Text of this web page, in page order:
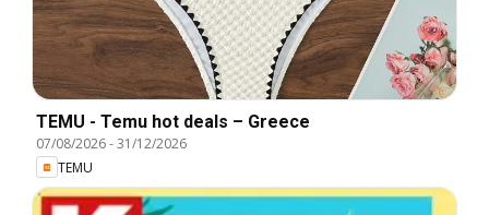
TEMU - Temu hot deals – Greece
07/08/2026-31/12/2026
TEMU